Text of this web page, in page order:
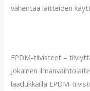
vähentää laitteiden
EPDM-tiivisteet –
Jokainen
laadukkailla EPDM-